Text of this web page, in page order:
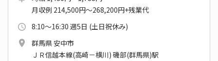
月収例 214,500円～268,200円+残業代
8:10～16:30 週5日 (土日祝休み)
群馬県 安中市
ＪＲ信越本線(高崎－横川) 磯部(群馬県)駅